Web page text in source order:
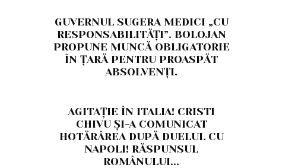
GUVERNUL SUGERA MEDICI „CU
RESPONSABILITĂȚI”. BOLOJAN
PROPUNE MUNCĂ OBLIGATORIE
ÎN ȚARĂ PENTRU PROASPĂT
ABSOLVENȚI.
AGITAȚIE ÎN ITALIA! CRISTI
CHIVU ȘI-A COMUNICAT
HOTĂRÂREA DUPĂ DUELUL CU
NAPOLI! RĂSPUNSUL
ROMÂNULUI...